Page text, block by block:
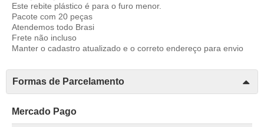
Este rebite plástico é para o furo menor.
Pacote com 20 peças
Atendemos todo Brasi
Frete não incluso
Manter o cadastro atualizado e o correto endereço para envio
Formas de Parcelamento
Mercado Pago